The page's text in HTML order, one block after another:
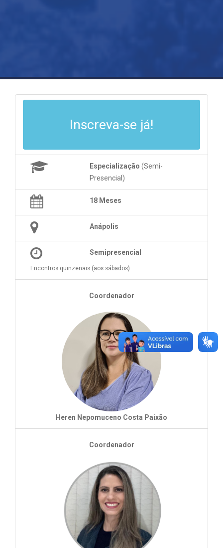
Inscreva-se já!
Especialização (Semi-
Presencial)
18 Meses
Anápolis
Semipresencial
Encontros quinzenais (aos sábados)
Coordenador
Heren Nepomuceno Costa Paixão
Coordenador